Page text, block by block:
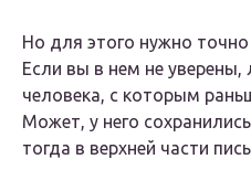
Но для этого нужно точно
Если вы в нем не уверены,
человека, с которым
Может, у него
тогда в верхней части